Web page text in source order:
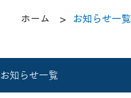
ホーム > お知らせ一覧
お知らせ一覧